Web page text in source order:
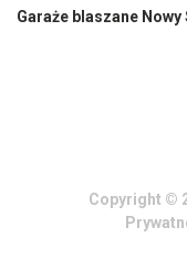
Garaże blaszane Nowy
Copyright ©